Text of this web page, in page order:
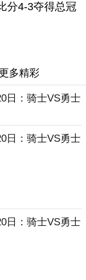
分4-3夺得总冠
多精彩
日：骑士VS勇士
日：骑士VS勇士
日：骑士VS勇士